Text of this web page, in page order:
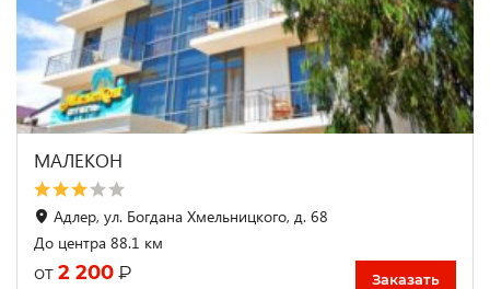
МАЛЕКОН
Адлер, ул. Богдана Хмельницкого, д. 68
До центра 88.1 км
от 2 200 ₽ Заказать